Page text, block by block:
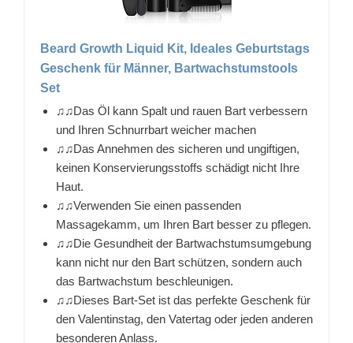
Beard Growth Liquid Kit, Ideales Geburtstags
Geschenk für Männer, Bartwachstumstools
Set
♫♫Das Öl kann Spalt und rauen Bart verbessern
und Ihren Schnurrbart weicher machen
♫♫Das Annehmen des sicheren und ungiftigen,
keinen Konservierungsstoffs schädigt nicht Ihre
Haut.
♫♫Verwenden Sie einen passenden
Massagekamm, um Ihren Bart besser zu pflegen.
♫♫Die Gesundheit der Bartwachstumsumgebung
kann nicht nur den Bart schützen, sondern auch
das Bartwachstum beschleunigen.
♫♫Dieses Bart-Set ist das perfekte Geschenk für
den Valentinstag, den Vatertag oder jeden anderen
besonderen Anlass.